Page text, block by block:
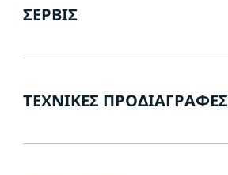
ΣΈΡΒΙΣ
ΤΕΧΝΙΚΈΣ ΠΡΟΔΙΑΓΡΑΦΈΣ